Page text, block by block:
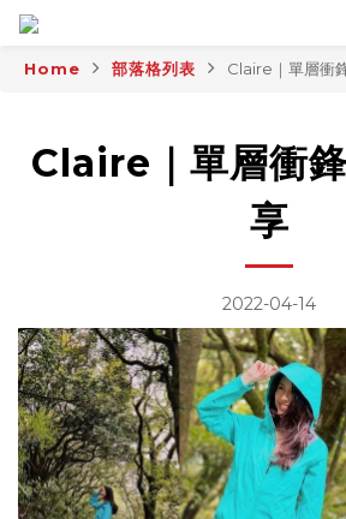
Home 部落格列表 Claire｜單層衝
Claire｜單層衝
享
2022-04-14